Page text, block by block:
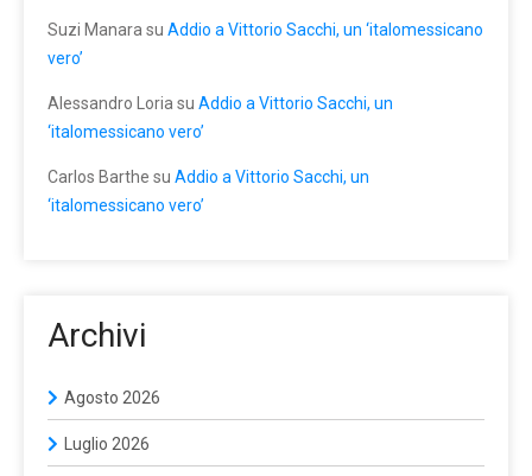
Suzi Manara su Addio a Vittorio Sacchi, un ‘italomessicano
vero’
Alessandro Loria su Addio a Vittorio Sacchi, un
‘italomessicano vero’
Carlos Barthe su Addio a Vittorio Sacchi, un
‘italomessicano vero’
Archivi
Agosto 2026
Luglio 2026